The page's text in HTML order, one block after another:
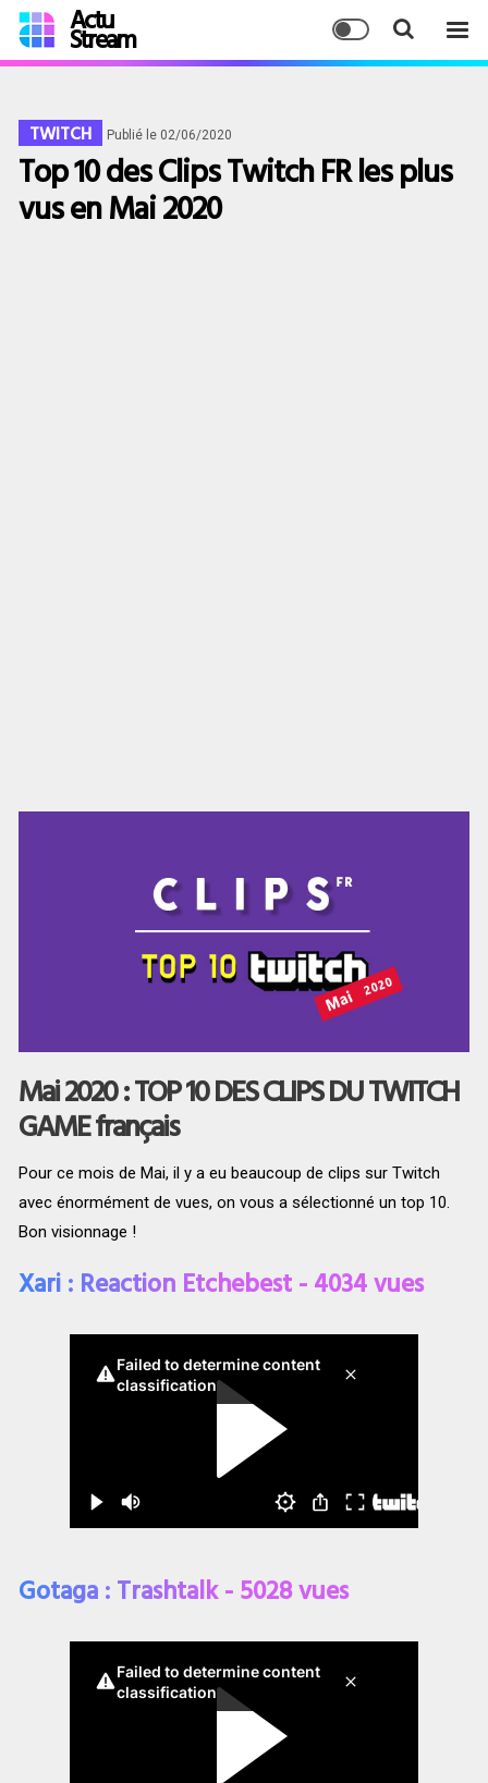
Actu
Stream
TWITCH Publié le 02/06/2020
Top 10 des Clips Twitch FR les plus
vus en Mai 2020
Mai 2020 : TOP 10 DES CLIPS DU TWITCH
GAME français
Pour ce mois de Mai, il y a eu beaucoup de clips sur Twitch
avec énormément de vues, on vous a sélectionné un top 10.
Bon visionnage !
Xari : Reaction Etchebest - 4034 vues
Gotaga : Trashtalk - 5028 vues